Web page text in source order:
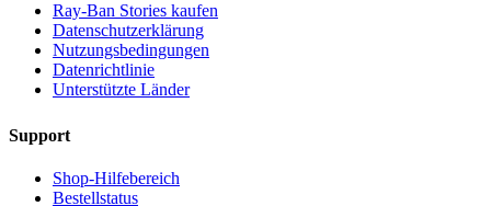
Ray-Ban Stories kaufen
Datenschutzerklärung
Nutzungsbedingungen
Datenrichtlinie
Unterstützte Länder
Support
Shop-Hilfebereich
Bestellstatus